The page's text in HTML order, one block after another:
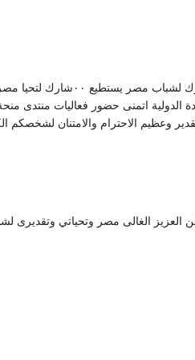
شارك بنفسك لبناء وطنك ٠٠شارك بفكرك لبناء وطنك
الدولية اتمنى حضور فعاليات منتدى
وعظيم الاحترام والامتنان لشخصكم
العزيز الغالى مصر وتحياتي وتقديرى